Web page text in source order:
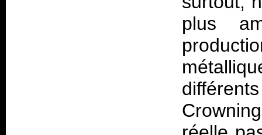
plus
Crowning